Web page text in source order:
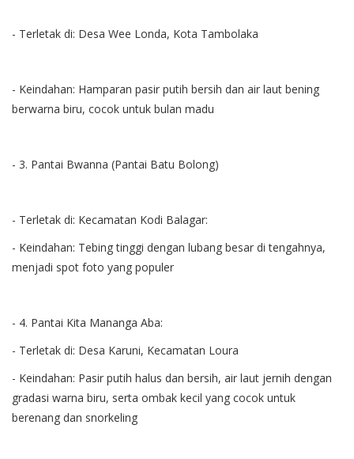
- Terletak di: Desa Wee Londa, Kota Tambolaka
- Keindahan: Hamparan pasir putih bersih dan air laut bening
berwarna biru, cocok untuk bulan madu
- 3. Pantai Bwanna (Pantai Batu Bolong)
- Terletak di: Kecamatan Kodi Balagar:
- Keindahan: Tebing tinggi dengan lubang besar di tengahnya,
menjadi spot foto yang populer
- 4. Pantai Kita Mananga Aba:
- Terletak di: Desa Karuni, Kecamatan Loura
- Keindahan: Pasir putih halus dan bersih, air laut jernih dengan
gradasi warna biru, serta ombak kecil yang cocok untuk
berenang dan snorkeling